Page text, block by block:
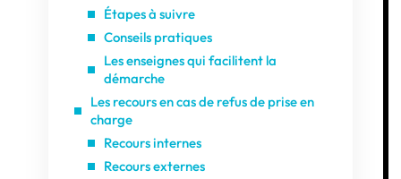
Étapes à suivre
Conseils pratiques
Les enseignes qui facilitent la
démarche
Les recours en cas de refus de prise en
charge
Recours internes
Recours externes